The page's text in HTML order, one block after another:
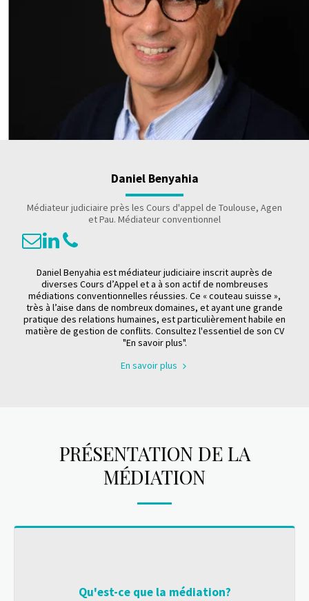
Daniel Benyahia
Médiateur judiciaire près les Cours d'appel de Toulouse, Agen
et Pau. Médiateur conventionnel
Daniel Benyahia est médiateur judiciaire inscrit auprès de
diverses Cours d’Appel et a à son actif de nombreuses
médiations conventionnelles réussies. Ce « couteau suisse »,
très à l’aise dans de nombreux domaines, et ayant une grande
pratique des relations humaines, est particulièrement habile en
matière de gestion de conflits. Consultez l'essentiel de son CV
"En savoir plus".
En savoir plus
PRÉSENTATION DE LA
MÉDIATION
Qu'est-ce que la médiation?